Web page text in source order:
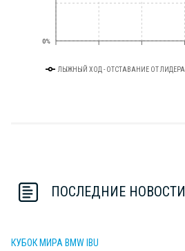
0%
ЛЫЖНЫЙ ХОД - ОТСТАВАНИЕ ОТ ЛИДЕРА
ПОСЛЕДНИЕ НОВОСТИ
КУБОК МИРА BMW IBU